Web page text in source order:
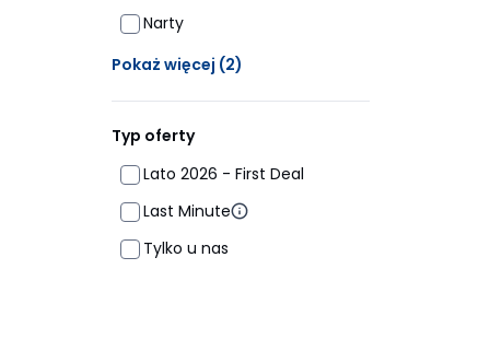
Narty
Pokaż więcej (2)
Typ oferty
Lato 2026 - First Deal
Last Minute
Tylko u nas